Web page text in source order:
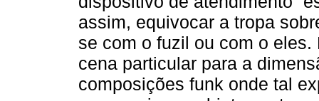
assim, equivocar a tropa
se com o fuzil ou com o
cena particular para a
composições funk onde tal